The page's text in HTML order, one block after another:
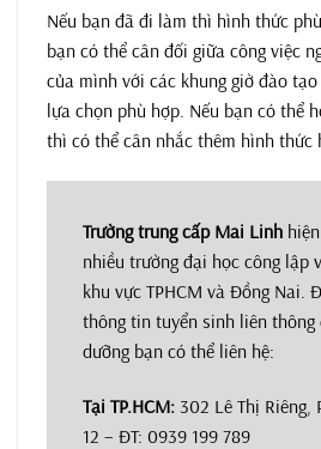
Nếu bạn đã đi làm thì hình thức
bạn có thể cân đối giữa công việc
của mình với các khung giờ đào
lựa chọn phù hợp. Nếu bạn có thể
thì có thể cân nhắc thêm hình thức
Trường trung cấp Mai Linh
nhiều trường đại học công lập
khu vực TPHCM và Đồng Nai.
thông tin tuyển sinh liên thông
dưỡng bạn có thể liên hệ:
Tại TP.HCM: 302 Lê Thị Riêng,
12 – ĐT: 0939 199 789